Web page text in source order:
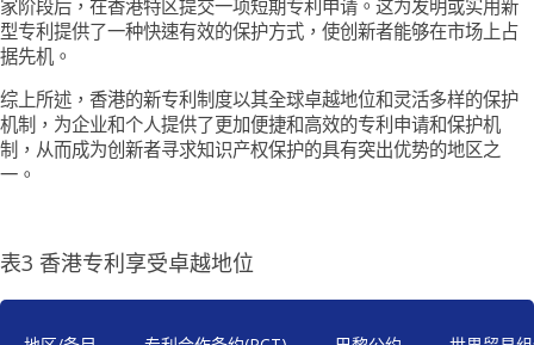
家阶段后，在香港特区提交一项短期专利申请。这为发明或实用新
型专利提供了一种快速有效的保护方式，使创新者能够在市场上占
据先机。
综上所述，香港的新专利制度以其全球卓越地位和灵活多样的保护
机制，为企业和个人提供了更加便捷和高效的专利申请和保护机
制，从而成为创新者寻求知识产权保护的具有突出优势的地区之
一。
表3 香港专利享受卓越地位